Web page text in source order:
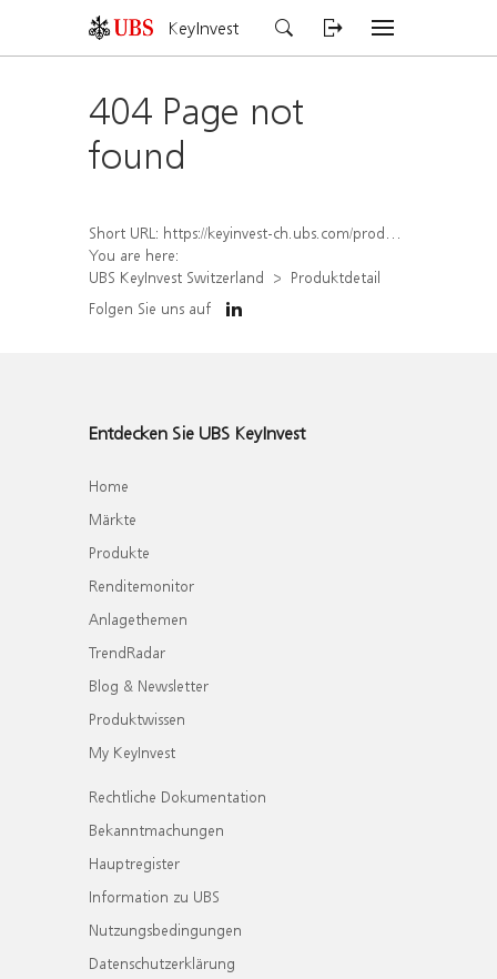
KeyInvest
404 Page not
found
Short URL: https://keyinvest-ch.ubs.com/produkt/detail/index/isin/CH1579770608
You are here:
UBS KeyInvest Switzerland
Produktdetail
Folgen Sie uns auf
Entdecken Sie UBS KeyInvest
Home
Märkte
Produkte
Renditemonitor
Anlagethemen
TrendRadar
Blog & Newsletter
Produktwissen
My KeyInvest
Rechtliche Dokumentation
Bekanntmachungen
Hauptregister
Information zu UBS
Nutzungsbedingungen
Datenschutzerklärung